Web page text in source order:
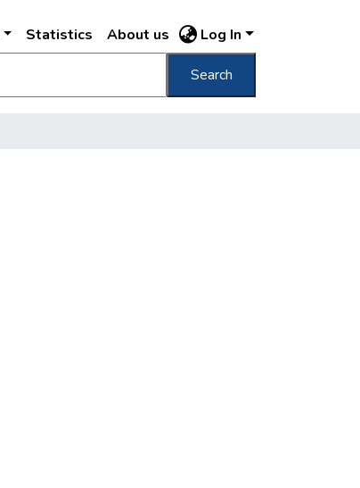
Statistics About us Log In
Search